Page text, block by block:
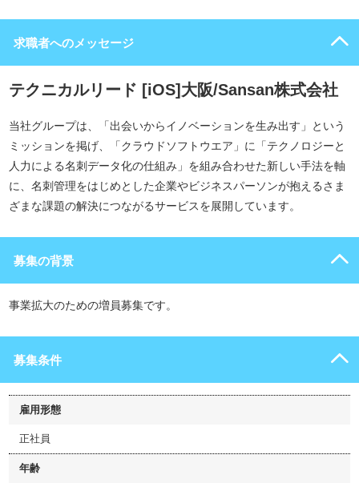
求職者へのメッセージ
テクニカルリード [iOS]大阪/Sansan株式会社
当社グループは、「出会いからイノベーションを生み出す」という
ミッションを掲げ、「クラウドソフトウエア」に「テクノロジーと
人力による名刺データ化の仕組み」を組み合わせた新しい手法を軸
に、名刺管理をはじめとした企業やビジネスパーソンが抱えるさま
ざまな課題の解決につながるサービスを展開しています。
募集の背景
事業拡大のための増員募集です。
募集条件
雇用形態
正社員
年齢